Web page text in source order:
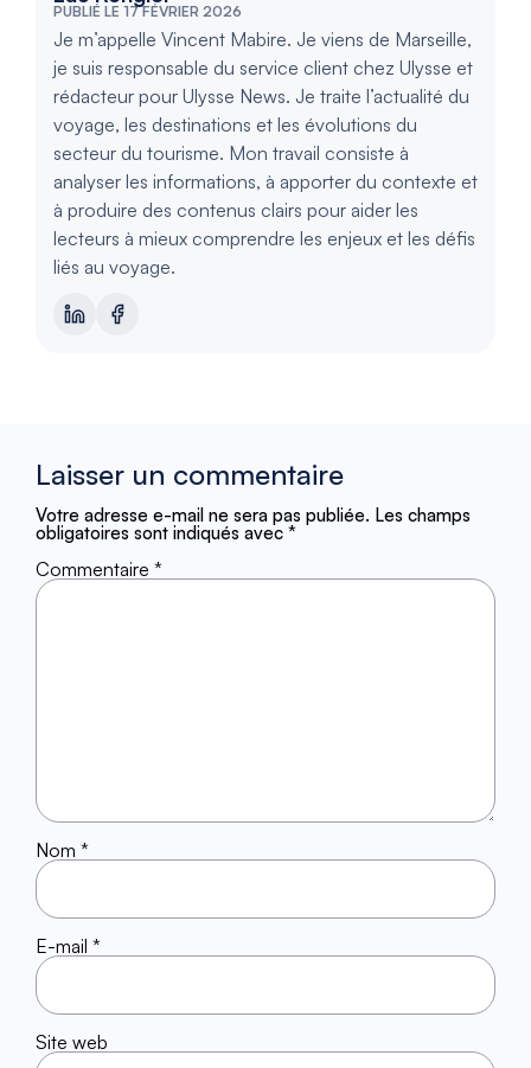
PUBLIÉ LE 17 FÉVRIER 2026
Je m’appelle Vincent Mabire. Je viens de Marseille,
je suis responsable du service client chez Ulysse et
rédacteur pour Ulysse News. Je traite l’actualité du
voyage, les destinations et les évolutions du
secteur du tourisme. Mon travail consiste à
analyser les informations, à apporter du contexte et
à produire des contenus clairs pour aider les
lecteurs à mieux comprendre les enjeux et les défis
liés au voyage.
Laisser un commentaire
Votre adresse e-mail ne sera pas publiée. Les champs
obligatoires sont indiqués avec *
Commentaire *
Nom *
E-mail *
Site web